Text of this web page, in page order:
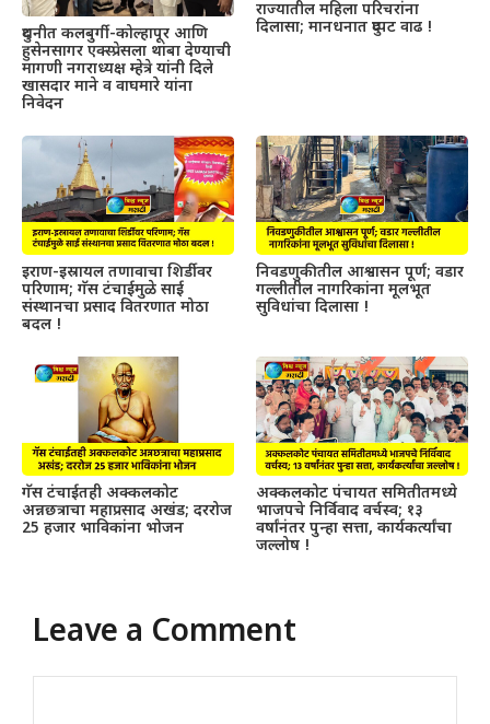
दुधनीत कलबुर्गी-कोल्हापूर आणि
हुसेनसागर एक्स्प्रेसला थांबा देण्याची
मागणी नगराध्यक्ष म्हेत्रे यांनी दिले
खासदार माने व वाघमारे यांना
निवेदन
राज्यातील महिला परिचरांना
दिलासा; मानधनात दुप्पट वाढ !
इराण-इस्रायल तणावाचा शिर्डीवर
परिणाम; गॅस टंचाईमुळे साई
संस्थानचा प्रसाद वितरणात मोठा
बदल !
निवडणुकीतील आश्वासन पूर्ण; वडार
गल्लीतील नागरिकांना मूलभूत
सुविधांचा दिलासा !
गॅस टंचाईतही अक्कलकोट
अन्नछत्राचा महाप्रसाद अखंड; दररोज
25 हजार भाविकांना भोजन
अक्कलकोट पंचायत समितीतमध्ये
भाजपचे निर्विवाद वर्चस्व; १३
वर्षांनंतर पुन्हा सत्ता, कार्यकर्त्यांचा
जल्लोष !
Leave a Comment